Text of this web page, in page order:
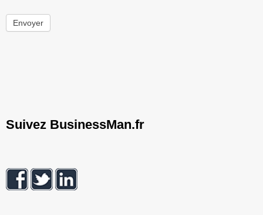
Envoyer
Suivez BusinessMan.fr